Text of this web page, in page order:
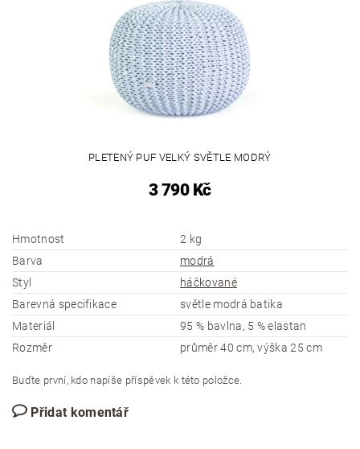
PLETENÝ PUF VELKÝ SVĚTLE MODRÝ
3 790 Kč
Hmotnost
2 kg
Barva
modrá
Styl
háčkované
Barevná specifikace
světle modrá batika
Materiál
95 % bavlna, 5 % elastan
Rozměr
průměr 40 cm, výška 25 cm
Buďte první, kdo napíše příspěvek k této položce.
Přidat komentář